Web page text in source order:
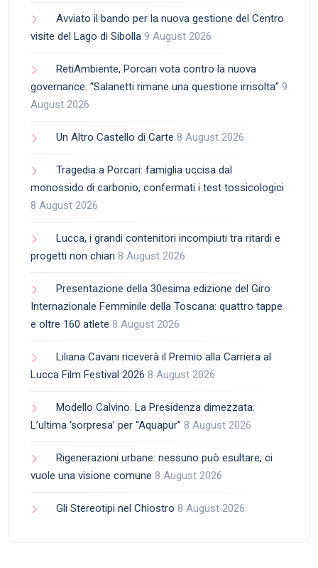
Avviato il bando per la nuova gestione del Centro
visite del Lago di Sibolla 9 August 2026
RetiAmbiente, Porcari vota contro la nuova
governance: “Salanetti rimane una questione irrisolta” 9
August 2026
Un Altro Castello di Carte 8 August 2026
Tragedia a Porcari: famiglia uccisa dal
monossido di carbonio, confermati i test tossicologici
8 August 2026
Lucca, i grandi contenitori incompiuti tra ritardi e
progetti non chiari 8 August 2026
Presentazione della 30esima edizione del Giro
Internazionale Femminile della Toscana: quattro tappe
e oltre 160 atlete 8 August 2026
Liliana Cavani riceverà il Premio alla Carriera al
Lucca Film Festival 2026 8 August 2026
Modello Calvino. La Presidenza dimezzata.
L’ultima ‘sorpresa’ per “Aquapur” 8 August 2026
Rigenerazioni urbane: nessuno può esultare; ci
vuole una visione comune 8 August 2026
Gli Stereotipi nel Chiostro 8 August 2026